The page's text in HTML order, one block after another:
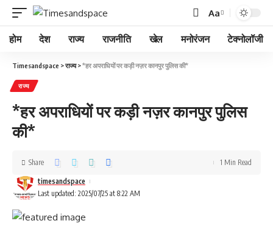
Aa
होम देश राज्य राजनीति खेल मनोरंजन टेक्नोलॉजी
Timesandspace >राज्य>*हर अपराधियों पर कड़ी नज़र कानपुर पुलिस की*
राज्य
*हर अपराधियों पर कड़ी नज़र कानपुर पुलिस
की*
Last updated: 2025/07/25 at 8:22 AM
timesandspace
Share 1 Min Read